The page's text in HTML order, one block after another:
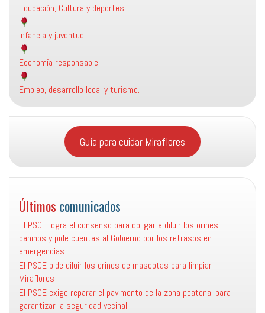
Educación, Cultura y deportes
Infancia y juventud
Economía responsable
Empleo, desarrollo local y turismo.
Guía para cuidar Miraflores
Últimos comunicados
El PSOE logra el consenso para obligar a diluir los orines
caninos y pide cuentas al Gobierno por los retrasos en
emergencias
El PSOE pide diluir los orines de mascotas para limpiar
Miraflores
El PSOE exige reparar el pavimento de la zona peatonal para
garantizar la seguridad vecinal.